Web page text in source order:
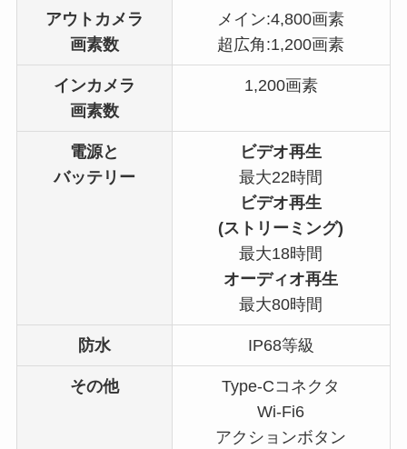
アウトカメラ
画素数
メイン:4,800画素
超広角:1,200画素
インカメラ
画素数
1,200画素
電源と
バッテリー
ビデオ再生
最大22時間
ビデオ再生
(ストリーミング)
最大18時間
オーディオ再生
最大80時間
防水 IP68等級
その他
Type-Cコネクタ
Wi-Fi6
アクションボタン